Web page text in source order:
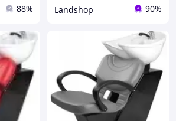
88% Landshop 90%